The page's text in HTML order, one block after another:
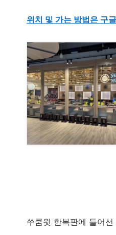
위치 및 가는 방법은 구
쑤쿰윗 한복판에 들어